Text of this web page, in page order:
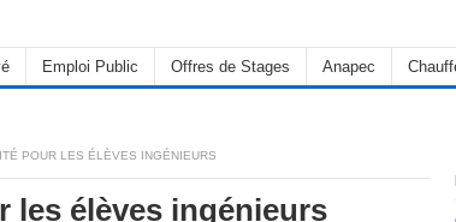
Emploi Public Offres de Stages Anapec
POUR LES ÉLÈVES INGÉNIEURS
les élèves ingénieurs